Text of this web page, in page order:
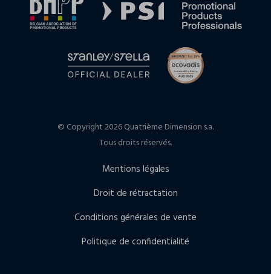
© Copyright 2026 Quatrième Dimension s.a.
Tous droits réservés.
Mentions légales
Droit de rétractation
Conditions générales de vente
Politique de confidentialité